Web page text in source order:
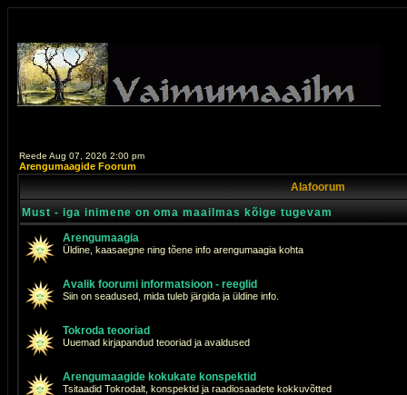
Reede Aug 07, 2026 2:00 pm
Arengumaagide Foorum
Alafoorum
Must - iga inimene on oma maailmas kõige tugevam
Arengumaagia
Üldine, kaasaegne ning tõene info arengumaagia kohta
Avalik foorumi informatsioon - reeglid
Siin on seadused, mida tuleb järgida ja üldine info.
Tokroda teooriad
Uuemad kirjapandud teooriad ja avaldused
Arengumaagide kokukate konspektid
Tsitaadid Tokrodalt, konspektid ja raadiosaadete kokkuvõtted